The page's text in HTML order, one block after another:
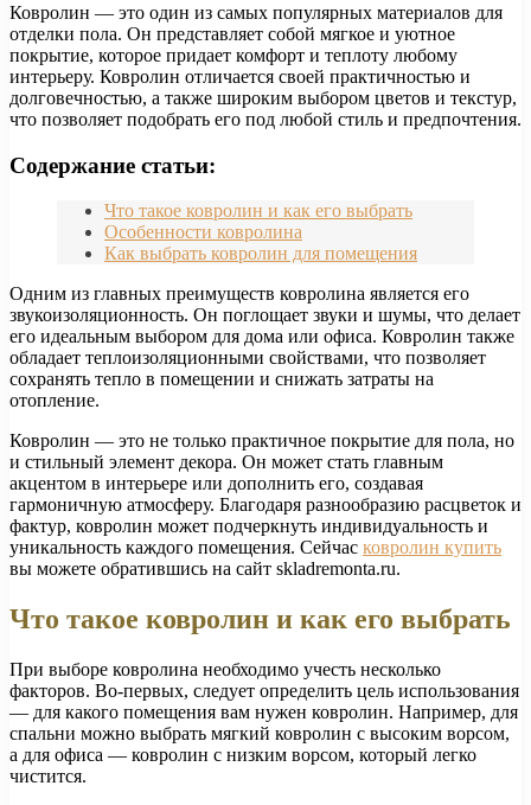
Ковролин — это один из самых популярных материалов для
отделки пола. Он представляет собой мягкое и уютное
покрытие, которое придает комфорт и теплоту любому
интерьеру. Ковролин отличается своей практичностью и
долговечностью, а также широким выбором цветов и текстур,
что позволяет подобрать его под любой стиль и предпочтения.
Содержание статьи:
Что такое ковролин и как его выбрать
Особенности ковролина
Как выбрать ковролин для помещения
Одним из главных преимуществ ковролина является его
звукоизоляционность. Он поглощает звуки и шумы, что делает
его идеальным выбором для дома или офиса. Ковролин также
обладает теплоизоляционными свойствами, что позволяет
сохранять тепло в помещении и снижать затраты на
отопление.
Ковролин — это не только практичное покрытие для пола, но
и стильный элемент декора. Он может стать главным
акцентом в интерьере или дополнить его, создавая
гармоничную атмосферу. Благодаря разнообразию расцветок и
фактур, ковролин может подчеркнуть индивидуальность и
уникальность каждого помещения. Сейчас ковролин купить
вы можете обратившись на сайт skladremonta.ru.
Что такое ковролин и как его выбрать
При выборе ковролина необходимо учесть несколько
факторов. Во-первых, следует определить цель использования
— для какого помещения вам нужен ковролин. Например, для
спальни можно выбрать мягкий ковролин с высоким ворсом,
а для офиса — ковролин с низким ворсом, который легко
чистится.